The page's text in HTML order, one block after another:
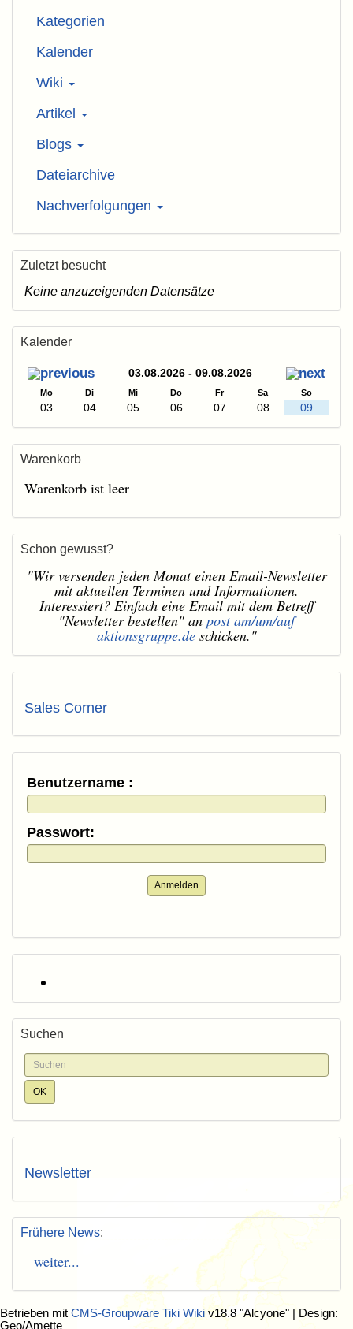
Kategorien
Kalender
Wiki
Artikel
Blogs
Dateiarchive
Nachverfolgungen
Zuletzt besucht
Keine anzuzeigenden Datensätze
Kalender
03.08.2026 - 09.08.2026
Mo Di Mi Do Fr Sa So
03 04 05 06 07 08 09
Warenkorb
Warenkorb ist leer
Schon gewusst?
"Wir versenden jeden Monat einen Email-Newsletter
mit aktuellen Terminen und Informationen.
Interessiert? Einfach eine Email mit dem Betreff
"Newsletter bestellen" an post am/um/auf
aktionsgruppe.deschicken."
Sales Corner
Benutzername :
Passwort:
Anmelden
Suchen
Newsletter
Frühere News:
weiter...
Betrieben mit CMS-Groupware Tiki Wiki v18.8 "Alcyone" | Design:
Geo/Amette